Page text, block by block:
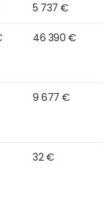
5 737 €
46 390 €
9 677 €
32 €